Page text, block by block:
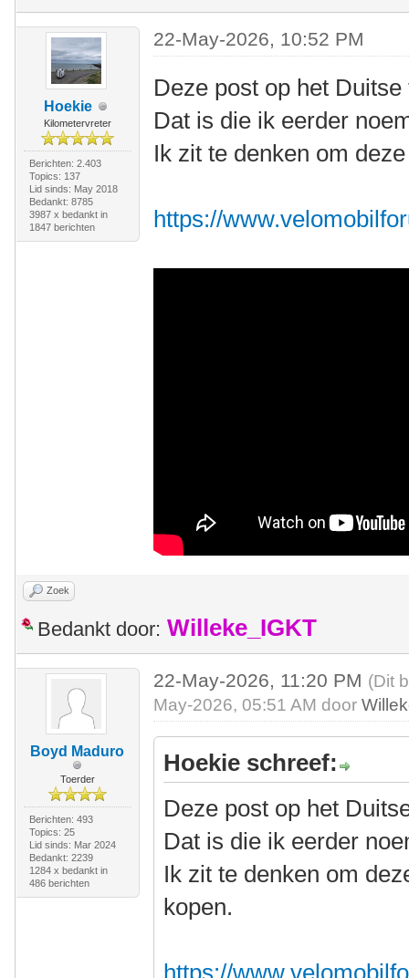
Hoekie
Kilometervreter
Berichten: 2.403
Topics: 137
Lid sinds: May 2018
Bedankt: 8785
3987 x bedankt in
1847 berichten
22-May-2026, 10:52 PM
Deze post op het
Dat is die ik eerder
Ik zit te denken om
https://
Zoek
Bedankt door: Willeke_IGKT
Boyd Maduro
Toerder
Berichten: 493
Topics: 25
Lid sinds: Mar 2024
Bedankt: 2239
1284 x bedankt in
486 berichten
22-May-2026, 11:20 PM (Dit
May-2026, 05:51 AM door
Hoekie schreef:
Deze post op het
Dat is die ik eerder
Ik zit te denken om
kopen.
https://